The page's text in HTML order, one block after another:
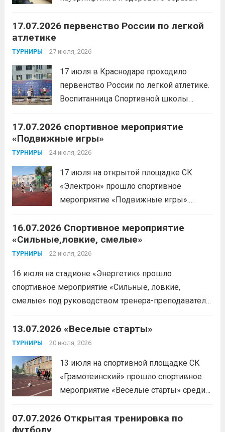
с Анитой Андрюковой — мастером
победительницей первенства
17.07.2026 первенство России по легкой
атлетике
ТУРНИРЫ 27 июля, 2026
17 июля в Краснодаре проходило
первенство России по легкой атлетике.
Воспитанница Спортивной школы
заняла 1 место на дистанции 3000 м. с
результатом 10.01,78. Подготовил
спортсменку тренер-преподаватель
дальше
17.07.2026 спортивное мероприятие
«Подвижные игры»
ТУРНИРЫ 24 июля, 2026
17 июля на открытой площадке СК
«Электрон» прошло спортивное
мероприятие «Подвижные игры».
16.07.2026 Спортивное мероприятие
«Сильные,ловкие, смелые»
ТУРНИРЫ 22 июля, 2026
16 июля на стадионе «Энергетик» прошло
спортивное мероприятие «Сильные, ловкие,
смелые» под руководством тренера-преподавателя
Сергеевича. Участники продемонстрировали
скоростные качества, силовую выносливость и
координацию.
13.07.2026 «Веселые старты»
ТУРНИРЫ 20 июля, 2026
13 июля на спортивной площадке СК
«Грамотеинский» прошло спортивное
мероприятие «Веселые старты» среди
шайбой».Несмотря на
07.07.2026 Открытая тренировка по